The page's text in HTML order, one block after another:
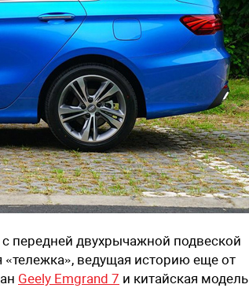
передней двухрычажной подвеской
ведущая историю еще от
Geely Emgrand 7 и китайская модель